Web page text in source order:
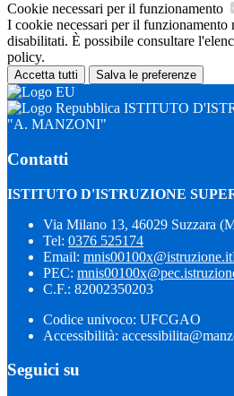
Cookie necessari per il funzionamento
I cookie necessari per il funzionamento
disabilitati. È possibile consultare
policy.
Accetta tutti Salva le preferenze
ISTITUTO
"A. MANZONI"
Contatti
ISTITUTO D'ISTRUZIONE
Via Milano 13, 46029 Suzzara
Tel: 0376 525174
Email: mnis00100x@istruzione.it
PEC:
C.F.: 82002350203
Codice univoco: UFCGAO
Accessibilità:
Seguici su